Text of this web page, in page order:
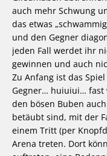
auch mehr Schwung
das etwas
und den Gegner
jeden Fall werdet ihr
gewinnen und auch
Zu Anfang ist das
Gegner… huiuiui… fast
den bösen Buben
betäubt sind, mit der
einem Tritt (per
Arena treten. Dort